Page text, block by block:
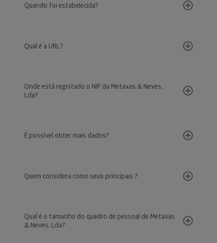
Quando foi estabelecida?
Qual é a URL?
Onde está registado o NIF da Metaxas & Neves,
Lda?
É possível obter mais dados?
Quem considera como seus principais ?
Qual é o tamanho do quadro de pessoal de Metaxas
& Neves, Lda?